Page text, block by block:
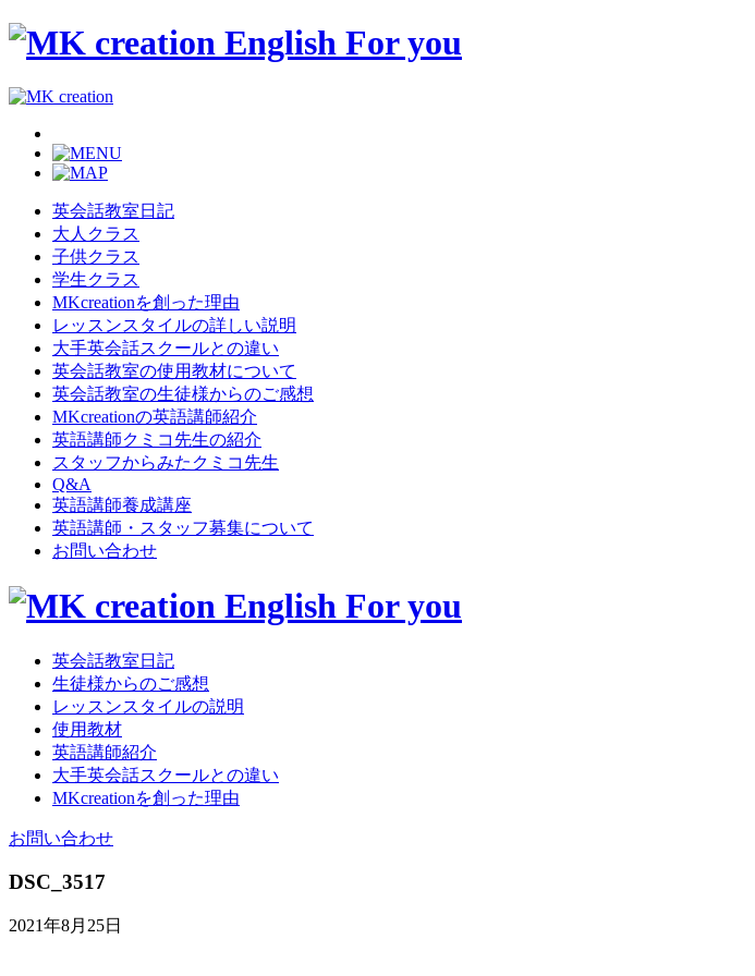
英会話教室日記
大人クラス
子供クラス
学生クラス
MKcreationを創った理由
レッスンスタイルの詳しい説明
大手英会話スクールとの違い
英会話教室の使用教材について
英会話教室の生徒様からのご感想
MKcreationの英語講師紹介
英語講師クミコ先生の紹介
スタッフからみたクミコ先生
Q&A
英語講師養成講座
英語講師・スタッフ募集について
お問い合わせ
英会話教室日記
生徒様からのご感想
レッスンスタイルの説明
使用教材
英語講師紹介
大手英会話スクールとの違い
MKcreationを創った理由
お問い合わせ
DSC_3517
2021年8月25日